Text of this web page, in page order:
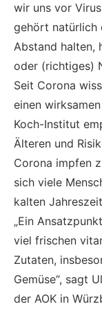
wir uns vor
gehört natürlich
Abstand halten,
oder (richtiges)
Seit Corona
einen
Koch-Institut
Älteren und
Corona impfen
sich viele
kalten
„Ein
viel frischen
Zutaten,
Gemüse“, sagt
der AOK in